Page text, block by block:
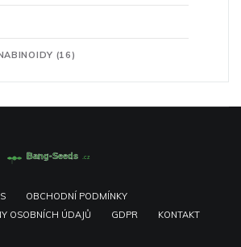
(16)
OBCHODNÍ PODMÍNKY
OSOBNÍCH ÚDAJŮ
GDPR KONTAKT